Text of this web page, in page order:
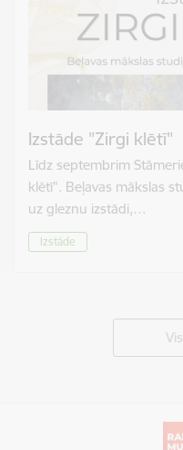
Izstāde "Zirgi klētī"
Līdz septembrim
klētī". Beļavas mākslas
uz gleznu izstādi,…
Izstāde